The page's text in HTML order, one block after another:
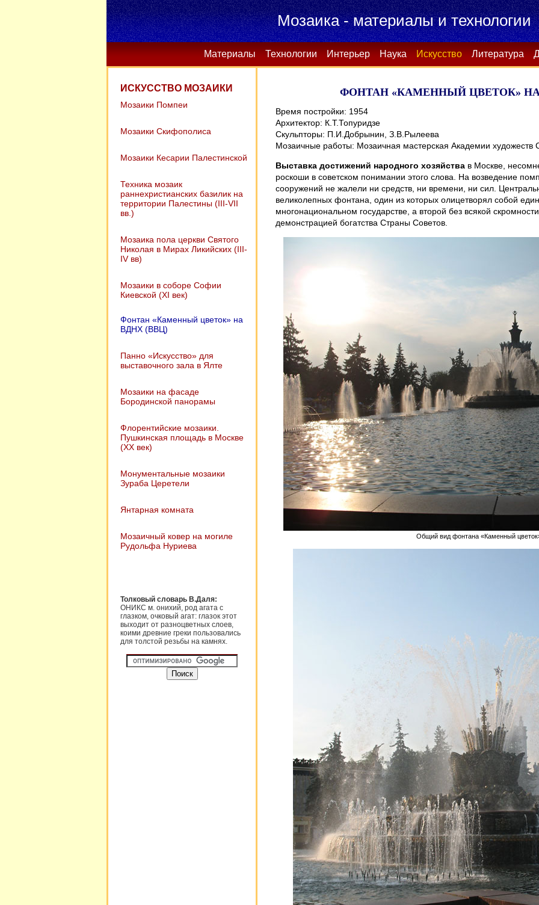
Мозаика - материалы и технологии
Материалы Технологии Интерьер Наука Искусство Литература
ИСКУССТВО МОЗАИКИ
Мозаики Помпеи
Мозаики Скифополиса
Мозаики Кесарии Палестинской
Техника мозаик
раннехристианских базилик на
территории Палестины (III-VII
вв.)
Мозаика пола церкви Святого
Николая в Мирах Ликийских (III-
IV вв)
Мозаики в соборе Софии
Киевской (XI век)
Фонтан «Каменный цветок» на
ВДНХ (ВВЦ)
Панно «Искусство» для
выставочного зала в Ялте
Мозаики на фасаде
Бородинской панорамы
Флорентийские мозаики.
Пушкинская площадь в Москве
(XX век)
Монументальные мозаики
Зураба Церетели
Янтарная комната
Мозаичный ковер на могиле
Рудольфа Нуриева
Толковый словарь В.Даля:
ОНИКС м. онихий, род агата с
глазком, очковый агат: глазок этот
выходит от разноцветных слоев,
коими древние греки пользовались
для толстой резьбы на камнях.
ФОНТАН «КАМЕННЫЙ ЦВЕТОК»
Время постройки: 1954
Архитектор: К.Т.Топуридзе
Скульпторы: П.И.Добрынин, З.В.Рылеева
Мозаичные работы: Мозаичная мастерская Академии художеств
Выставка достижений народного хозяйства в Москве,
роскоши в советском понимании этого слова. На возведение
сооружений не жалели ни средств, ни времени, ни сил.
великолепных фонтана, один из которых олицетворял собой
многонациональном государстве, а второй без всякой
демонстрацией богатства Страны Советов.
Общий вид фонтана «Каменный